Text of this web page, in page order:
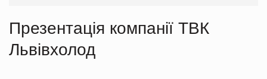
Презентація компанії ТВК
Львівхолод